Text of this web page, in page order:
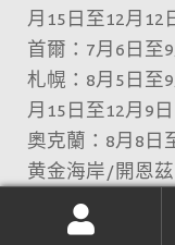
月15日至12月12
首爾：7月6日至9
札幌：8月5日至
月15日至12月9日
奧克蘭：8月8日
黄金海岸/開恩茲
10月27日
其他航點：9月1